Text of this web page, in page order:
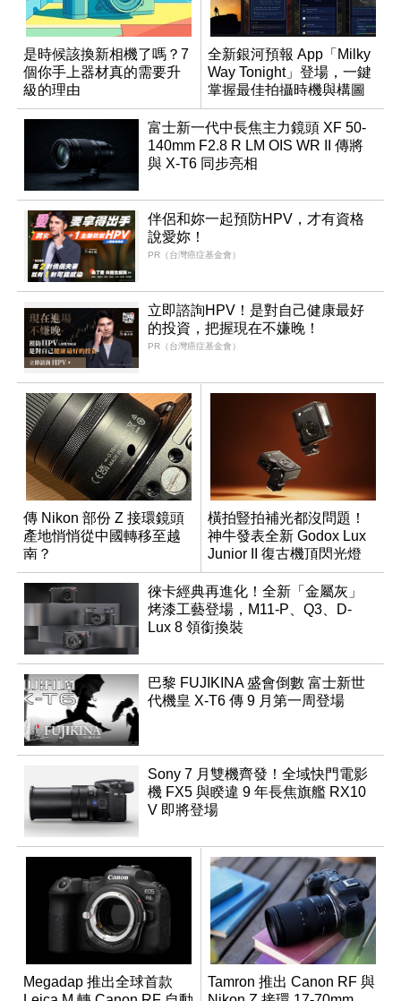
是時候該換新相機了嗎？7
個你手上器材真的需要升
級的理由
全新銀河預報 App「Milky
Way Tonight」登場，一鍵
掌握最佳拍攝時機與構圖
富士新一代中長焦主力鏡頭 XF 50-
140mm F2.8 R LM OIS WR II 傳將
與 X-T6 同步亮相
伴侶和妳一起預防HPV，才有資格
說愛妳！
PR（台灣癌症基金會）
立即諮詢HPV！是對自己健康最好
的投資，把握現在不嫌晚！
PR（台灣癌症基金會）
傳 Nikon 部份 Z 接環鏡頭
產地悄悄從中國轉移至越
南？
橫拍豎拍補光都沒問題！
神牛發表全新 Godox Lux
Junior II 復古機頂閃光燈
徠卡經典再進化！全新「金屬灰」
烤漆工藝登場，M11-P、Q3、D-
Lux 8 領銜換裝
巴黎 FUJIKINA 盛會倒數 富士新世
代機皇 X-T6 傳 9 月第一周登場
Sony 7 月雙機齊發！全域快門電影
機 FX5 與睽違 9 年長焦旗艦 RX10
V 即將登場
Megadap 推出全球首款
Tamron 推出 Canon RF 與